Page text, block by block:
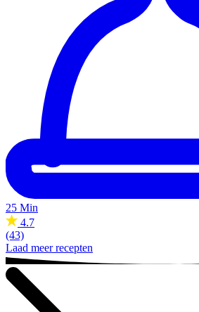
25 Min
4.7
(43)
Laad meer recepten